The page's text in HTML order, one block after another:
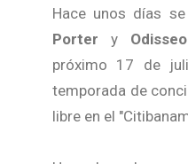
Hace unos días
Porter y Odisseo
próximo 17 de
temporada de
libre en el